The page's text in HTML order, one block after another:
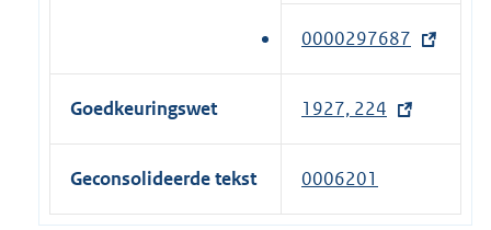
k
r
n
0000297687
e
x
n
Goedkeuringswet 1927, 224
Geconsolideerde tekst 0006201